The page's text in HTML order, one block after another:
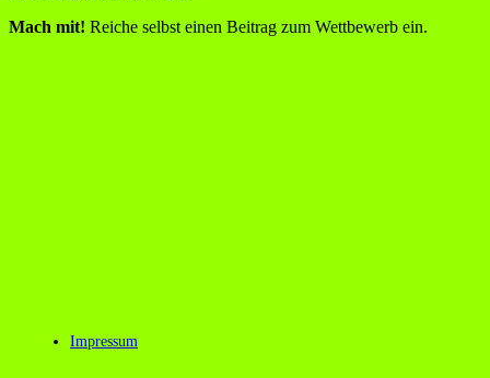
Mach mit! Reiche selbst einen Beitrag zum Wettbewerb ein.
Impressum